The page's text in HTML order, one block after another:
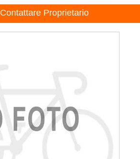
Contattare Proprietario